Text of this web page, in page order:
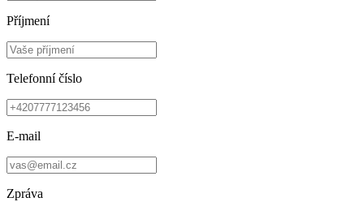
Příjmení
Telefonní číslo
E-mail
Zpráva